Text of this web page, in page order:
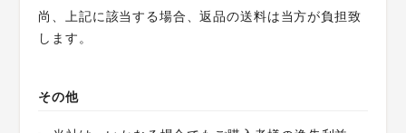
尚、上記に該当する場合、返品の送料は当方が負担致
します。
その他